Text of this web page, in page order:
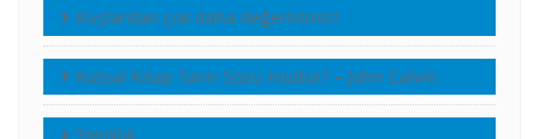
Kuşlardan çok daha değerlisiniz!
Kutsal Kitap Tanrı Sözü müdür? – John Calvin
Tanıklık